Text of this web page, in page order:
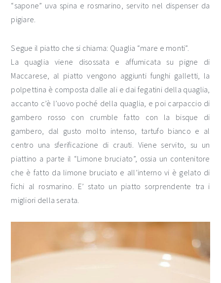
“sapone” uva spina e rosmarino, servito nel dispenser da
pigiare.
Segue il piatto che si chiama: Quaglia “mare e monti”.
La quaglia viene disossata e affumicata su pigne di
Maccarese, al piatto vengono aggiunti funghi galletti, la
polpettina è composta dalle ali e dai fegatini della quaglia,
accanto c’è l’uovo poché della quaglia, e poi carpaccio di
gambero rosso con crumble fatto con la bisque di
gambero, dal gusto molto intenso, tartufo bianco e al
centro una sferificazione di crauti. Viene servito, su un
piattino a parte il “Limone bruciato”, ossia un contenitore
che è fatto da limone bruciato e all’interno vi è gelato di
fichi al rosmarino. E’ stato un piatto sorprendente tra i
migliori della serata.